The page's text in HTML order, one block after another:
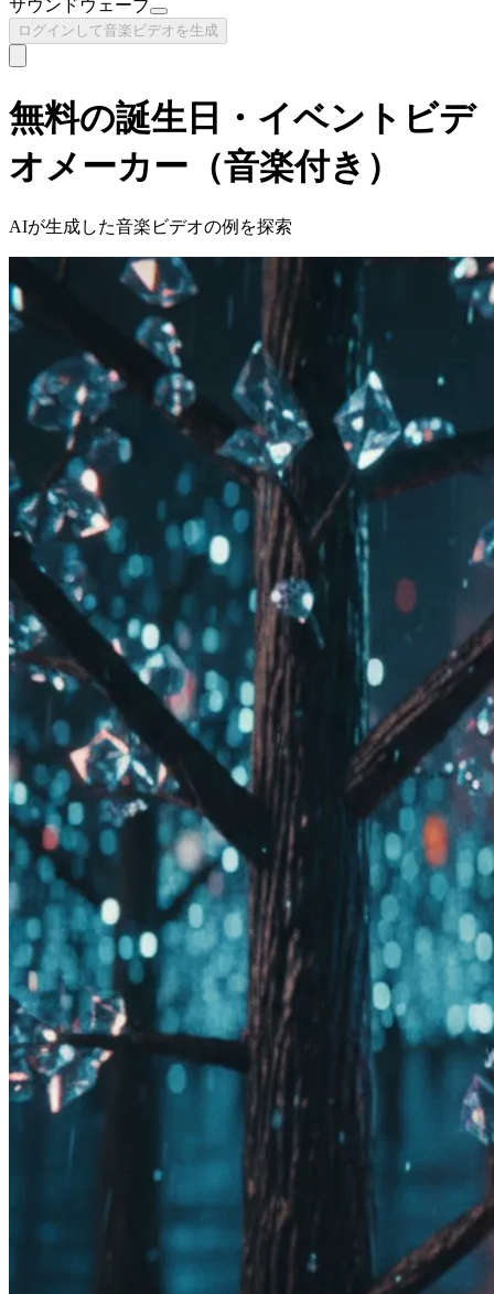
サウンドウェーブ
ログインして音楽ビデオを生成
無料の誕生日・イベントビデ
オメーカー（音楽付き）
AIが生成した音楽ビデオの例を探索